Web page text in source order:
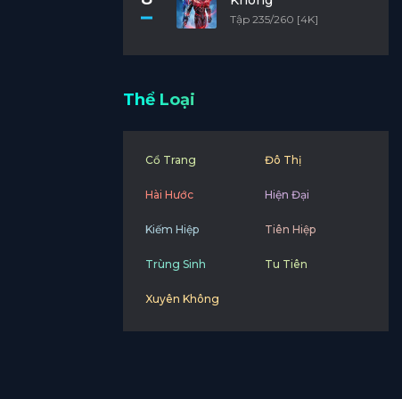
Tập 235/260 [4K]
Thể Loại
Cổ Trang Đô Thị
Hài Hước Hiện Đại
Kiếm Hiệp Tiên Hiệp
Trùng Sinh Tu Tiên
Xuyên Không